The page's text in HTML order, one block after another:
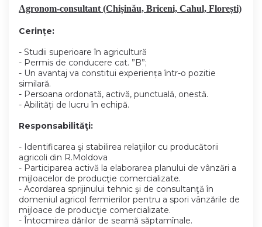
Agronom-consultant (Chișinău, Briceni, Cahul, Florești)
Cerințe:
- Studii superioare în agricultură
- Permis de conducere cat. ”B”;
- Un avantaj va constitui experiența într-o pozitie
similară.
- Persoana ordonată, activă, punctuală, onestă.
- Abilități de lucru în echipă.
Responsabilităţi:
- Identificarea şi stabilirea relaţiilor cu producătorii
agricoli din R.Moldova
- Participarea activă la elaborarea planului de vânzări a
mijloacelor de producţie comercializate.
- Acordarea sprijinului tehnic şi de consultanţă în
domeniul agricol fermierilor pentru a spori vânzările de
mijloace de producţie comercializate.
- Întocmirea dărilor de seamă săptamînale.